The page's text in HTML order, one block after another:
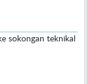
sokongan teknikal